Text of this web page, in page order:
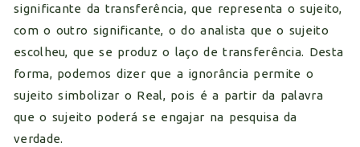
significante da transferência, que representa o sujeito,
com o outro significante, o do analista que o sujeito
escolheu, que se produz o laço de transferência. Desta
forma, podemos dizer que a ignorância permite o
sujeito simbolizar o Real, pois é a partir da palavra
que o sujeito poderá se engajar na pesquisa da
verdade.